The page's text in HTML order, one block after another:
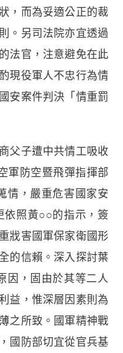
，而為妥適公正的裁
。另司法院亦宜透過
法官，注意避免在此
現役軍人不忠行為情
安案件判決「情重罰
父子遭中共情工吸收
軍防空暨飛彈指揮部
情，嚴重危害國家安
依照黃○○的指示，簽
戕害國軍保家衛國形
的信賴。深入探討葉
因，固由於其等二人
益，惟深層因素則為
之所致。國軍精神戰
國防部切宜從官兵基